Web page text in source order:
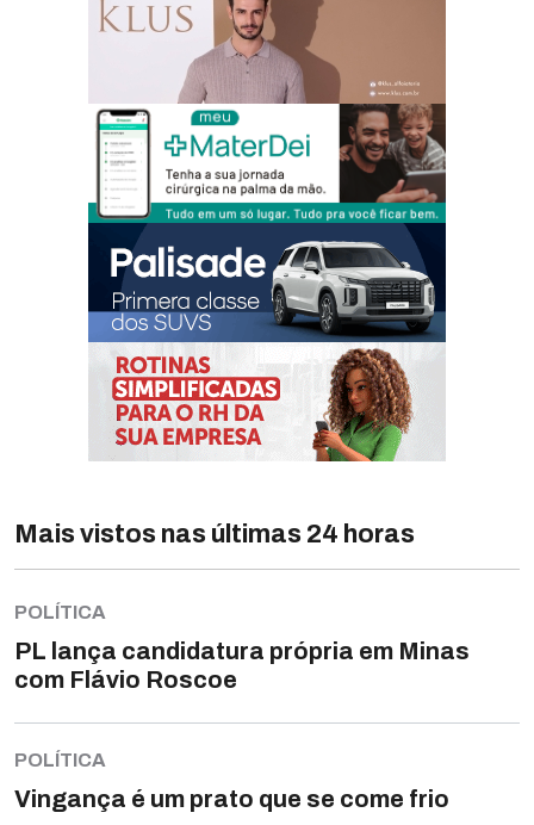
Mais vistos nas últimas 24 horas
POLÍTICA
PL lança candidatura própria em Minas
com Flávio Roscoe
POLÍTICA
Vingança é um prato que se come frio